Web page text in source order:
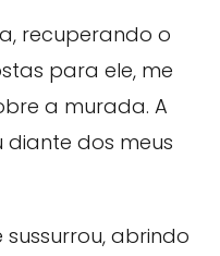
recuperando o
para ele, me
a murada. A
dos meus
sussurrou, abrindo